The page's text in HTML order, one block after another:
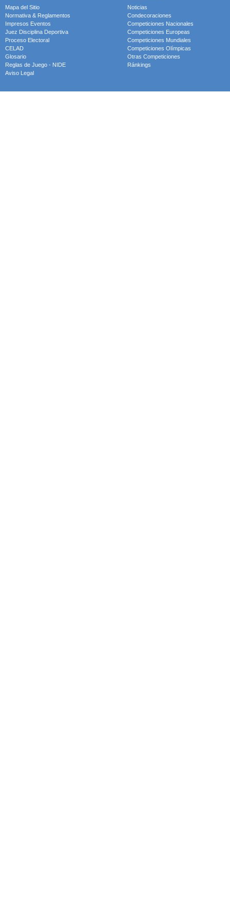
Mapa del Sitio
Normativa & Reglamentos
Impresos Eventos
Juez Disciplina Deportiva
Proceso Electoral
CELAD
Glosario
Reglas de Juego - NIDE
Aviso Legal
Noticias
Condecoraciones
Competiciones Nacionales
Competiciones Europeas
Competiciones Mundiales
Competiciones Olímpicas
Otras Competiciones
Ránkings